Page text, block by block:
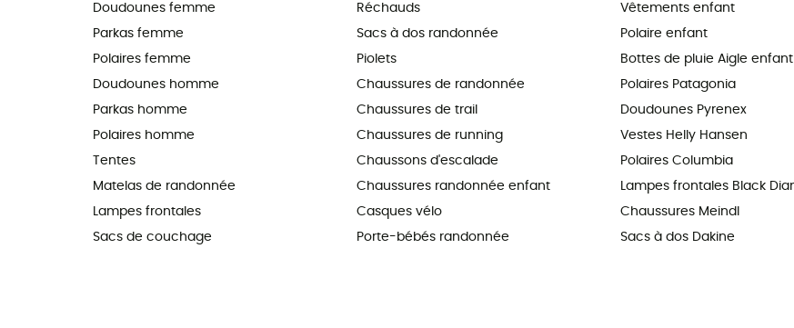
Doudounes femme
Parkas femme
Polaires femme
Doudounes homme
Parkas homme
Polaires homme
Tentes
Matelas de randonnée
Lampes frontales
Sacs de couchage
Réchauds
Sacs à dos randonnée
Piolets
Chaussures de randonnée
Chaussures de trail
Chaussures de running
Chaussons d'escalade
Chaussures randonnée enfant
Casques vélo
Porte-bébés randonnée
Vêtements enfant
Polaire enfant
Bottes de pluie Aigle enfant
Polaires Patagonia
Doudounes Pyrenex
Vestes Helly Hansen
Polaires Columbia
Lampes frontales Black
Chaussures Meindl
Sacs à dos Dakine